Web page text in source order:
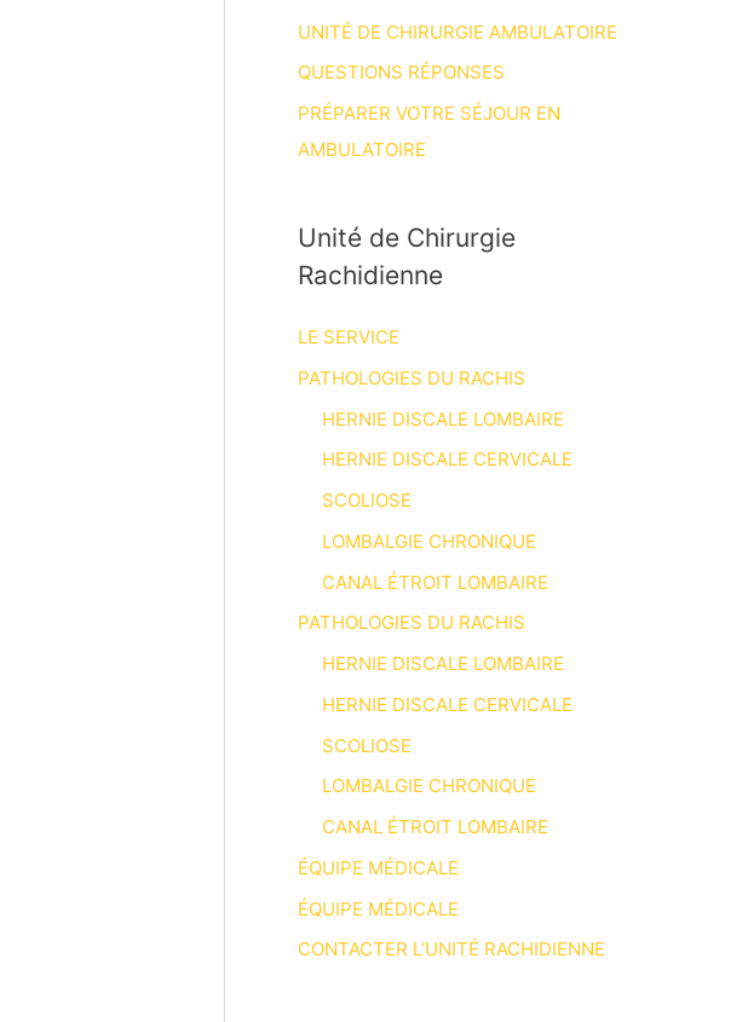
UNITÉ DE CHIRURGIE AMBULATOIRE
QUESTIONS RÉPONSES
PRÉPARER VOTRE SÉJOUR EN
AMBULATOIRE
Unité de Chirurgie
Rachidienne
LE SERVICE
PATHOLOGIES DU RACHIS
HERNIE DISCALE LOMBAIRE
HERNIE DISCALE CERVICALE
SCOLIOSE
LOMBALGIE CHRONIQUE
CANAL ÉTROIT LOMBAIRE
PATHOLOGIES DU RACHIS
HERNIE DISCALE LOMBAIRE
HERNIE DISCALE CERVICALE
SCOLIOSE
LOMBALGIE CHRONIQUE
CANAL ÉTROIT LOMBAIRE
ÉQUIPE MÉDICALE
ÉQUIPE MÉDICALE
CONTACTER L’UNITÉ RACHIDIENNE